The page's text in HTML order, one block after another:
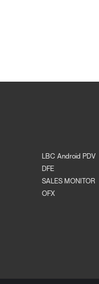
LBC Android PDV
DFE
SALES MONITOR
OFX